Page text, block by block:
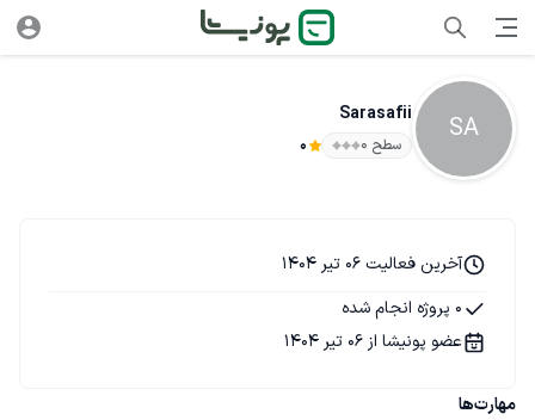
SA
Sarasafii
سطح ۰ 0
مهارت‌ها
آخرین فعالیت 06 تیر 1404
0 پروژه انجام شده
عضو پونیشا از 06 تیر 1404